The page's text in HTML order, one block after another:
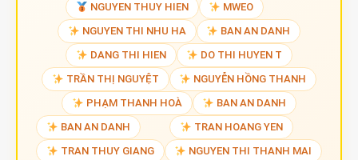
NGUYEN THUY HIEN
MWEO
NGUYEN THI NHU HA
BAN AN DANH
DANG THI HIEN
DO THI HUYEN T
TRẦN THỊ NGUYỆT
NGUYỄN HỒNG THANH
PHẠM THANH HOÀ
BAN AN DANH
BAN AN DANH
TRAN HOANG YEN
TRAN THUY GIANG
NGUYEN THI THANH MAI